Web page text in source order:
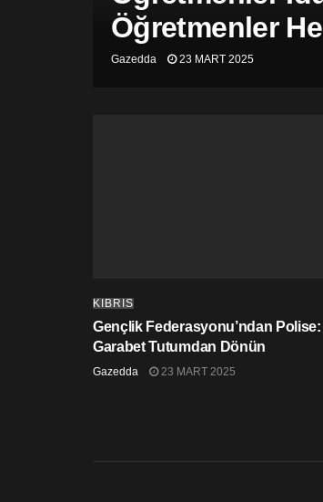
Öğretmenler
Gazedda 23 MART 2025
KIBRIS
Gençlik Federasyonu’ndan Polise:
Garabet Tutumdan Dönün
Gazedda 23 MART 2025